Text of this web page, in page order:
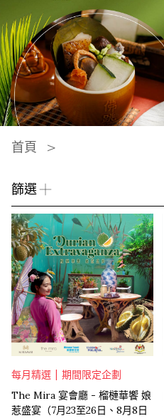
首頁
篩選
每月精選 | 期間限定企劃
The Mira 宴會廳 - 榴槤華饗 娘
惹盛宴（7月23至26日、8月8日